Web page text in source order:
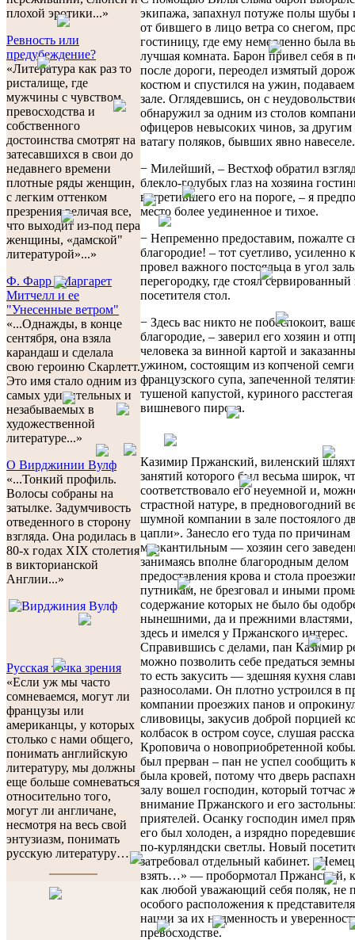
плохой эротики...»
Ревность или
предубеждение?
«Литература как раз то
ристалище, где
мужчины с чувством
превосходства и
собственного
достоинства смотрят на
затесавшихся в свои до
недавнего времени
плотные ряды женщин,
с легким оттенком
презрения величая все,
что выходит из-под пера
женщины, «дамской"
литературой»...»
Ф. Фарр "Маргарет
Митчелл и ее
"Унесенные ветром"
«...Однажды, в конце
сентября, она взяла
карандаш и сделала
свою героиню Скарлетт.
Это имя стало одним из
самых удивительных и
незабываемых в
художественной
литературе...»
O Вирджинии Вулф
«...Тонкий профиль.
Волосы собраны на
затылке. Задумчивость
отведенного в сторону
взгляда. Она родилась в
80-х годах XIX столетия
в викторианской
Англии...»
Русская точка зрения
«Если уж мы часто
сомневаемся, могут ли
французы или
американцы, у которых
столько с нами общего,
понимать английскую
литературу, мы должны
еще больше сомневаться
относительно того,
могут ли англичане,
несмотря на весь свой
энтузиазм, понимать
русскую литературу…»
экипажа, запахнул потуже полы шубы
от бившего в лицо ветра со снегом,
гостиницу, где ему немедленно была
лучшая комната. Барон привел себя в
после дороги, переодел измятый
костюм и спустился на ужин,
зале. Оглядевшись, он с
обнаружил за одним из столов
офицеров невысоких чинов, за
ватагу поляков, бывших явно навеселе.
− Милейший, – Вестхоф обратил
блекло-голубых глаз на хозяина
встретившего его на пороге, – я
место более уединенное и тихое.
− Непременно предоставим, пожалте
благородие! – тот суетливо, усиленно
провел важного постояльца в угол
перегородку, где стоял
посетителя стол.
− Здесь вас никто не побеспокоит,
благородие, – заверил его хозяин и
человека за винной картой и
ужином, состоящим из копченой
французского супа, запеченной
тушеной капустой, куриного
вишневого пирога.
Казимир Пржанский, виленский
занятий которого был весьма широк,
соответствовало его неуемной и,
страстной натуре, в предновогодний
шумной компании в зале постоялого
цапли». Занесло его туда по причинам
меркантильным — хозяин сего
занимаясь вполне благородным делом
предоставления крова и стола
путникам, не брезговал и иными
содержание которых не было бы
нынешними, да и прежними
здесь и имелся у Пржанского интерес.
Справившись с делами, пан Казимир
можно позволить себе предаться
то есть закусить — здешняя кухня
разносолами. Он плотно устроился в
компании проезжих панов и
сливовицы, закусив доброй порцией
колбасок в остром соусе, слушая
Кроповича о новоприобретенной
был прерван – пан не успел сообщить
была кровей, потому что дверь
залу вошел господин, который тотчас
внимание Пржанского и его
приятелей. Осанку господин имел
его был холоден, а изрядно
по-курляндски светлы. Новый
затребовал отдельный кабинет.
взять…» — пробормотал Пржанский,
как любой уважающий себя поляк, не
особого расположения к
нации за их надменность и
превосходстве.